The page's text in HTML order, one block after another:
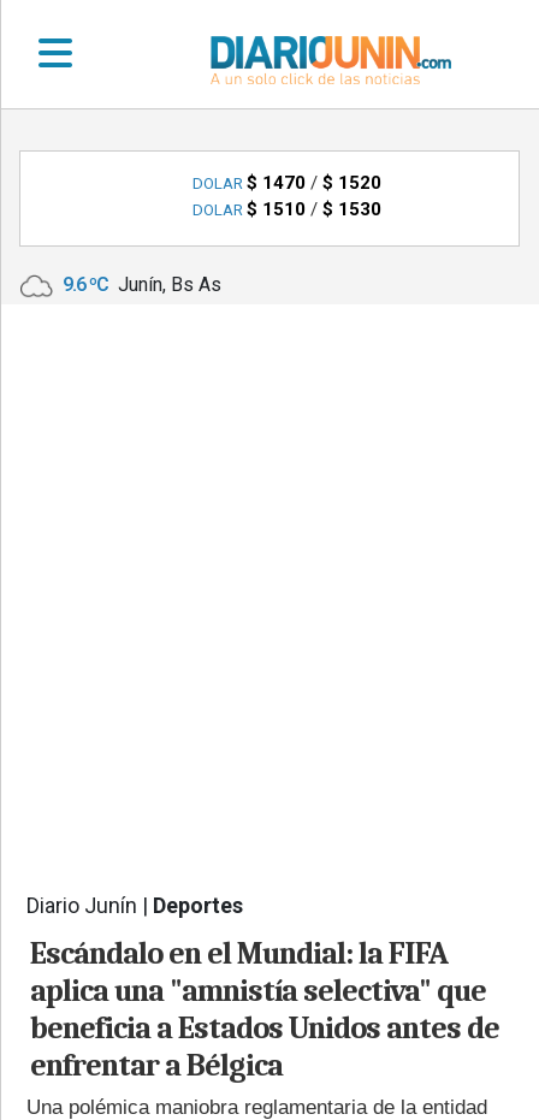
•
LOCALES
•
DOLAR $ 1470/ $ 1520
DOLAR $ 1510/ $ 1530
9.6 ºC Junín, Bs As
Diario Junín | Deportes
Escándalo en el Mundial: la FIFA
aplica una "amnistía selectiva" que
beneficia a Estados Unidos antes de
enfrentar a Bélgica
Una polémica maniobra reglamentaria de la entidad